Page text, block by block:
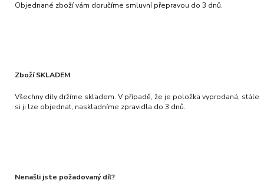
Objednané zboží vám doručíme smluvní přepravou do 3 dnů.
Zboží SKLADEM
Všechny díly držíme skladem. V případě, že je položka vyprodaná, stále
si ji lze objednat, naskladníme zpravidla do 3 dnů.
Nenašli jste požadovaný díl?